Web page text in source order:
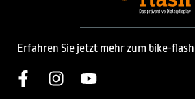
Erfahren Sie jetzt mehr zum bike-